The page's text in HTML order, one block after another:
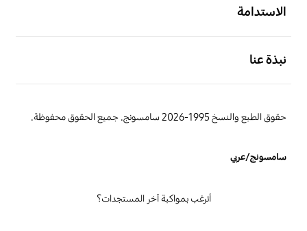
الاستدامة
نبذة عنا
حقوق الطبع والنسخ 1995-2026 سامسونج. جميع الحقوق محفوظة.
سامسونج/عربي
أترغب بمواكبة آخر المستجدات؟